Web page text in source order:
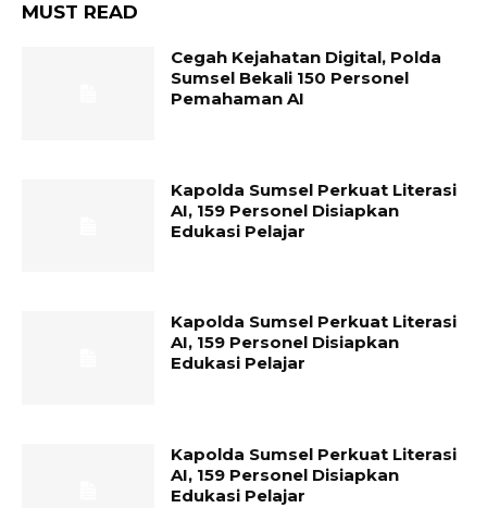
MUST READ
Cegah Kejahatan Digital, Polda
Sumsel Bekali 150 Personel
Pemahaman AI
Kapolda Sumsel Perkuat Literasi
AI, 159 Personel Disiapkan
Edukasi Pelajar
Kapolda Sumsel Perkuat Literasi
AI, 159 Personel Disiapkan
Edukasi Pelajar
Kapolda Sumsel Perkuat Literasi
AI, 159 Personel Disiapkan
Edukasi Pelajar